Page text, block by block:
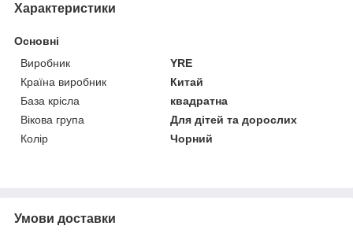
Характеристики
Основні
Виробник
YRE
Країна виробник
Китай
База крісла
квадратна
Вікова група
Для дітей та дорослих
Колір
Чорний
Умови доставки